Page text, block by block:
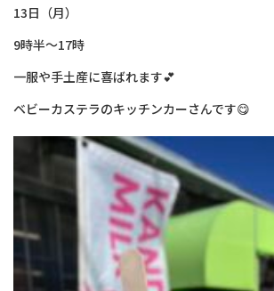
13日（月）
9時半～17時
一服や手土産に喜ばれます💕
ベビーカステラのキッチンカーさんです😋